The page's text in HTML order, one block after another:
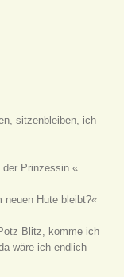
sitzenbleiben, ich
Prinzessin.«
neuen Hute bleibt?«
Blitz, komme ich
wäre ich endlich